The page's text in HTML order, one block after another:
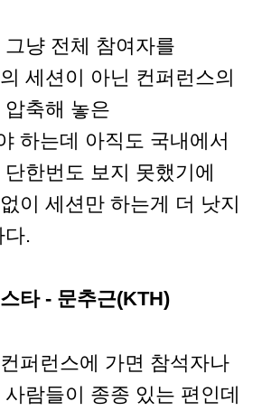
냥 전체 참여자를
세션이 아닌 컨퍼런스의
축해 놓은
하는데 아직도 국내에서
한번도 보지 못했기에
이 세션만 하는게 더 낫지
다.
타 - 문추근(KTH)
퍼런스에 가면 참석자나
람들이 종종 있는 편인데